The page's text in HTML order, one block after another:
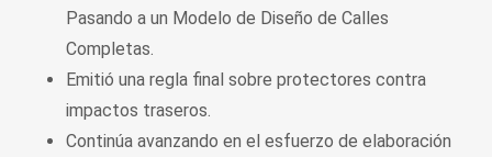
Pasando a un Modelo de Diseño de Calles
Completas.
Emitió una regla final sobre protectores contra
impactos traseros.
Continúa avanzando en el esfuerzo de elaboración